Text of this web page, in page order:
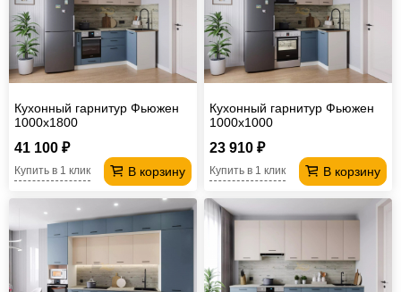
Кухонный гарнитур Фьюжен
1000х1800
41 100 ₽
В корзину
Купить в 1 клик
Кухонный гарнитур Фьюжен
1000х1000
23 910 ₽
В корзину
Купить в 1 клик